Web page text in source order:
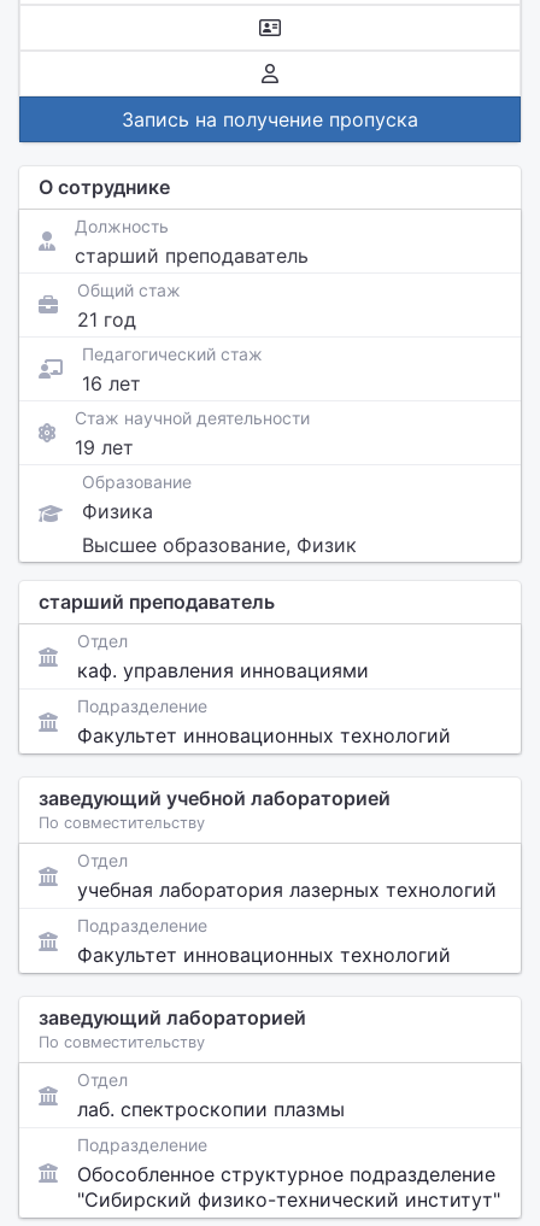
Запись на получение пропуска
О сотруднике
Должность
старший преподаватель
Общий стаж
21 год
Педагогический стаж
16 лет
Стаж научной деятельности
19 лет
Образование
Физика
Высшее образование, Физик
старший преподаватель
Отдел
каф. управления инновациями
Подразделение
Факультет инновационных технологий
заведующий учебной лабораторией
По совместительству
Отдел
учебная лаборатория лазерных технологий
Подразделение
Факультет инновационных технологий
заведующий лабораторией
По совместительству
Отдел
лаб. спектроскопии плазмы
Подразделение
Обособленное структурное подразделение
"Сибирский физико-технический институт"